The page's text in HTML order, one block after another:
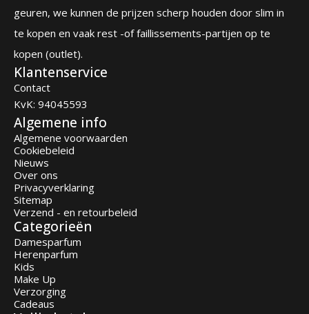
geuren, we kunnen de prijzen scherp houden door slim in
te kopen en vaak rest -of faillissements-partijen op te
kopen (outlet).
Klantenservice
Contact
KvK: 94045593
Algemene info
Algemene voorwaarden
Cookiebeleid
Nieuws
Over ons
Privacyverklaring
Sitemap
Verzend - en retourbeleid
Categorieën
Damesparfum
Herenparfum
Kids
Make Up
Verzorging
Cadeaus